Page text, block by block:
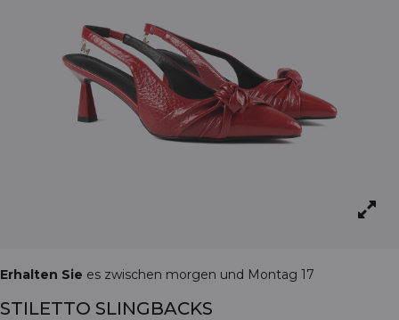
Erhalten Sie es zwischen morgen und Montag 17
STILETTO SLINGBACKS